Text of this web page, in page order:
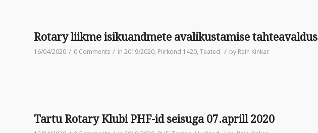
Rotary liikme isikuandmete avalikustamise tahteavaldus
16/04/2020 / 0 Comments / in 2019/2020, Piirkond 1420, Teated / by Rein Kinkar
Tartu Rotary Klubi PHF-id seisuga 07.aprill 2020